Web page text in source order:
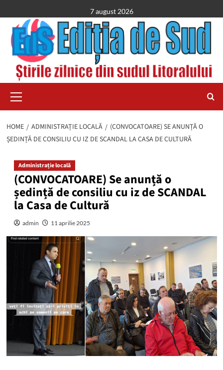
to
content
7 august 2026
Menu
HOME ADMINISTRAȚIE LOCALĂ
(CONVOCATOARE) SE ANUNȚĂ O
ȘEDINȚĂ DE CONSILIU CU IZ DE SCANDAL LA CASA DE CULTURĂ
Administrație locală
(CONVOCATOARE) Se anunță o
ședință de consiliu cu iz de SCANDAL
la Casa de Cultură
admin 11 aprilie 2025